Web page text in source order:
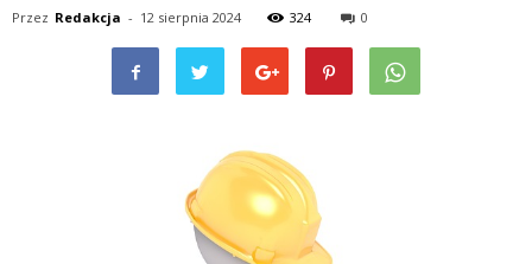
Przez Redakcja - 12 sierpnia 2024 324 0